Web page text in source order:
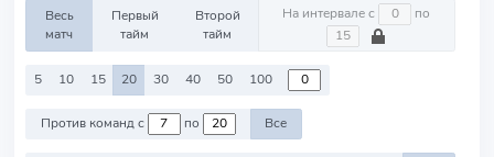
Весь
матч
Первый
тайм
Второй
тайм
На интервале с по
5 10 15 20 30 40 50 100
Против команд с по Все